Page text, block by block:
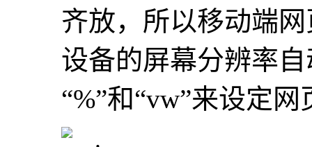
齐放，所以移动端
设备的屏幕分辨率
“%”和“vw”来设定